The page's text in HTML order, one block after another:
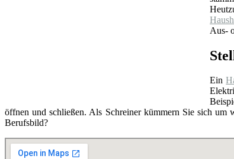
Aus-
Ein
öffnen und schließen. Als Schreiner kümmern Sie sich um
Berufsbild?